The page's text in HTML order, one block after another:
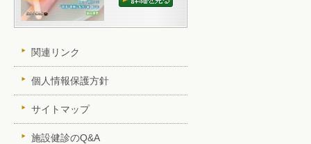
関連リンク
個人情報保護方針
サイトマップ
施設健診のQ&A